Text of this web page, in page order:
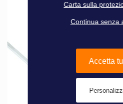
Carta sulla
Continua senza
Accetta